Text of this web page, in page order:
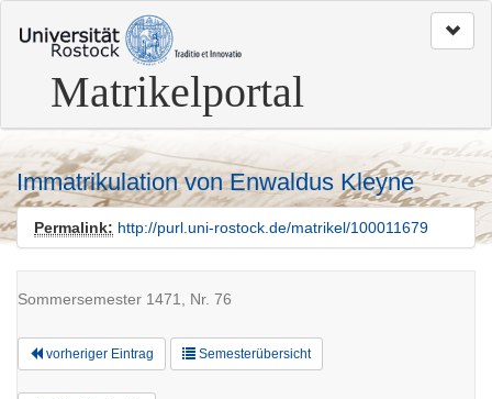
zum
Seitenanfang
Matrikelportal
Immatrikulation von Enwaldus Kleyne
Permalink: http://purl.uni-rostock.de/matrikel/100011679
Sommersemester 1471, Nr. 76
vorheriger Eintrag Semesterübersicht